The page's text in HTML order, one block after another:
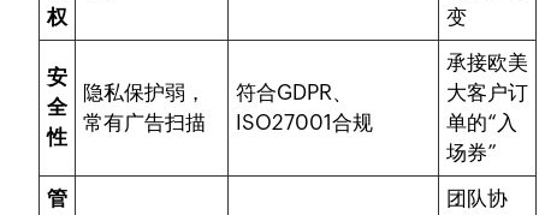
权
变
安
全
性
隐私保护弱，
常有广告扫描
符合GDPR、
ISO27001合规
承接欧美
大客户订
单的“入
场券”
管
团队协